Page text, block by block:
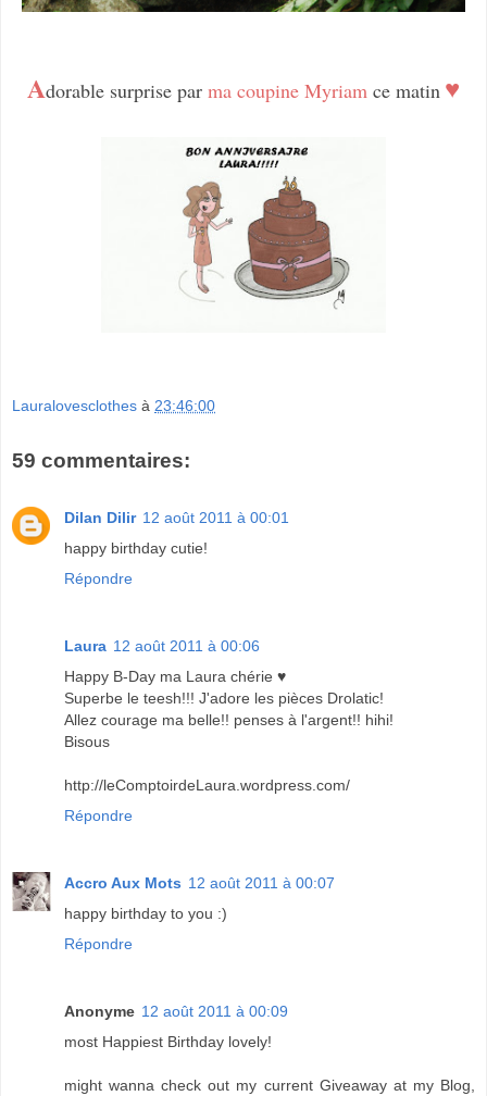
Adorable surprise par ma coupine Myriam ce matin ♥
Lauralovesclothes à 23:46:00
59 commentaires:
Dilan Dilir 12 août 2011 à 00:01
happy birthday cutie!
Répondre
Laura 12 août 2011 à 00:06
Happy B-Day ma Laura chérie ♥
Superbe le teesh!!! J'adore les pièces Drolatic!
Allez courage ma belle!! penses à l'argent!! hihi!
Bisous
http://leComptoirdeLaura.wordpress.com/
Répondre
Accro Aux Mots 12 août 2011 à 00:07
happy birthday to you :)
Répondre
Anonyme 12 août 2011 à 00:09
most Happiest Birthday lovely!
might wanna check out my current Giveaway at my Blog,